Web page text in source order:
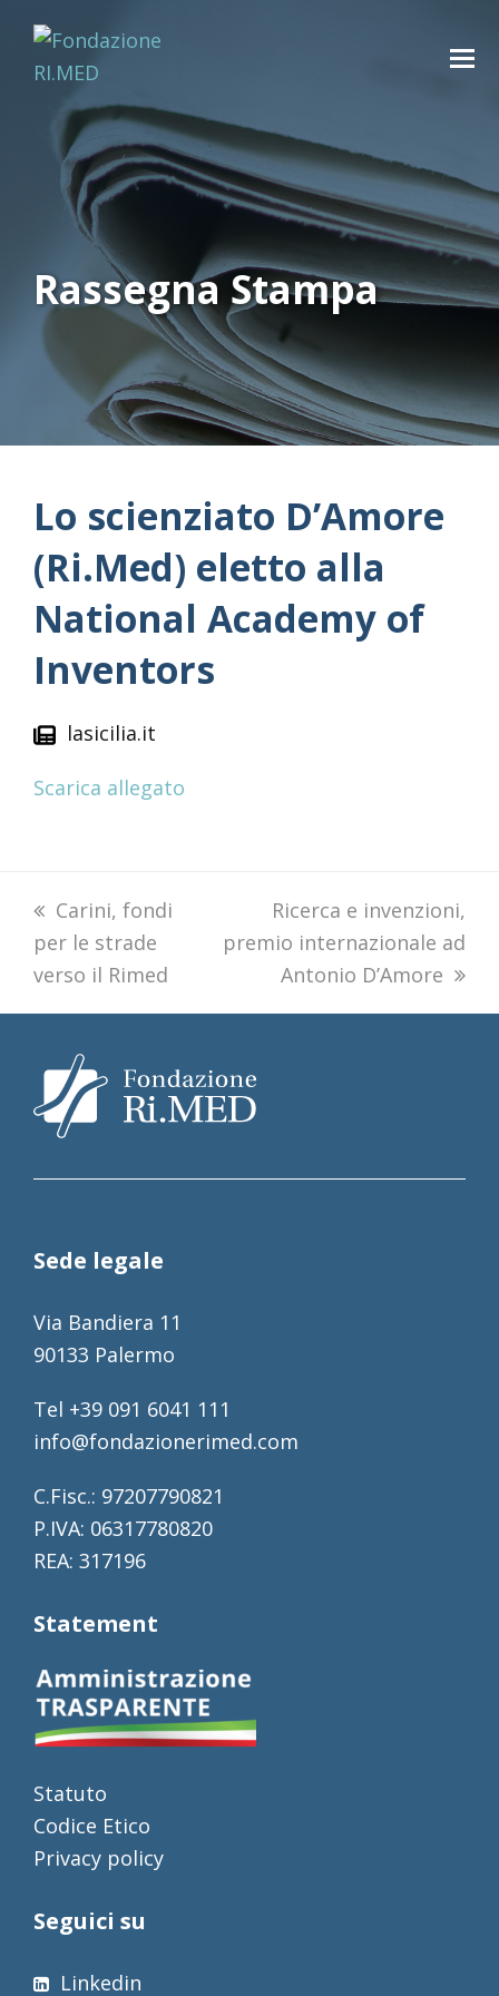
Rassegna Stampa
Lo scienziato D’Amore
(Ri.Med) eletto alla
National Academy of
Inventors
lasicilia.it
Scarica allegato
previous
post:
Carini, fondi
per le strade
verso il Rimed
next
post:
Ricerca e invenzioni,
premio internazionale ad
Antonio D’Amore
Sede legale
Via Bandiera 11
90133 Palermo
Tel +39 091 6041 111
info@fondazionerimed.com
C.Fisc.: 97207790821
P.IVA: 06317780820
REA: 317196
Statement
Statuto
Codice Etico
Privacy policy
Seguici su
Linkedin